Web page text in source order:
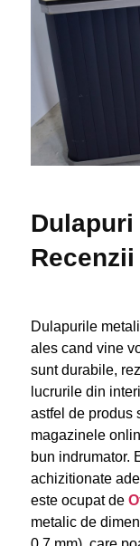
Dulapurile
ales cand vine
sunt durabile,
lucrurile din
astfel de produs
magazinele
bun indrumator.
achizitionate
este ocupat de
metalic de